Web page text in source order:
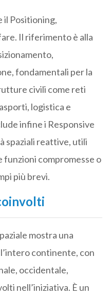
il Positioning,
Il riferimento è alla
fondamentali per la
civili come reti
logistica e
infine i Responsive
spaziali reattive, utili
compromesse o
più brevi.
mostra una
continente, con
occidentale,
nell’iniziativa. È un